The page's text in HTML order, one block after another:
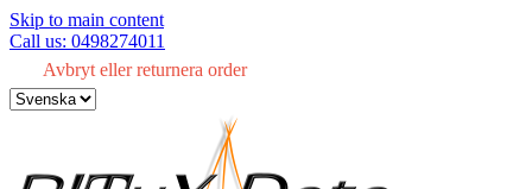
Skip to main content
Call us: 0498274011
Avbryt eller returnera order